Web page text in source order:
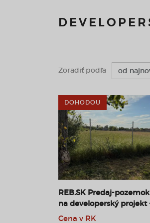
Zoradiť podľa
DOHODOU
REB.SK Predaj-
na developerský projekt
Miloslavov (SC)
Cena v RK